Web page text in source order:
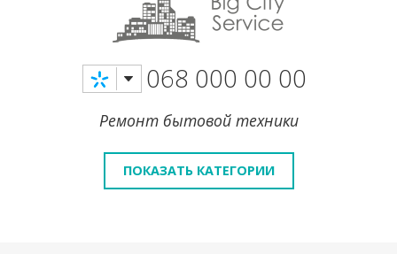
068 000 00 00
Ремонт бытовой техники
ПОКАЗАТЬ КАТЕГОРИИ